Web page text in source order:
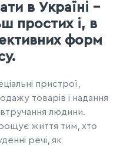
в Україні –
простих і, в
форм
пристрої,
товарів і надання
людини.
життя тим, хто
речі, як